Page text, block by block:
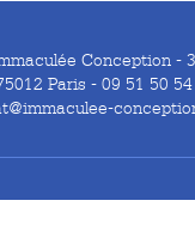
Conception -
Paris - 09 51 50 54